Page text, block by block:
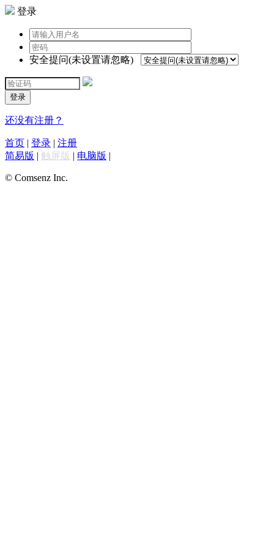
登录
安全提问(未设置请忽略)
登录
还没有注册？
首页 | 登录 | 注册
简易版 | 触屏版 | 电脑版 |
© Comsenz Inc.